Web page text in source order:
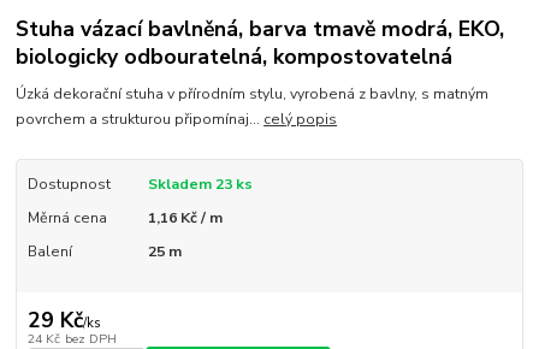
Stuha vázací bavlněná, barva tmavě modrá, EKO,
biologicky odbouratelná, kompostovatelná
Úzká dekorační stuha v přírodním stylu, vyrobená z bavlny, s matným
povrchem a strukturou připomínaj... celý popis
Dostupnost
Skladem 23 ks
Měrná cena
1,16 Kč / m
Balení
25 m
29 Kč/ks
24 Kč bez DPH